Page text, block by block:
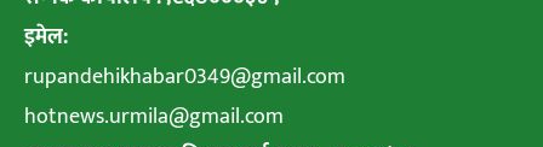
इमेल:
rupandehikhabar0349@gmail.com
hotnews.urmila@gmail.com